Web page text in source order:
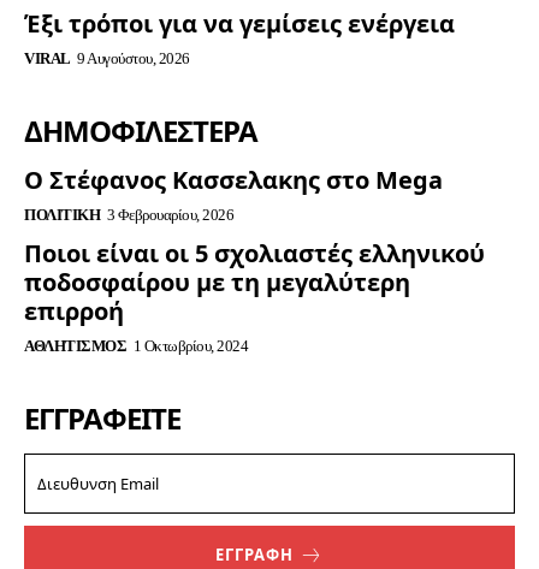
Έξι τρόποι για να γεμίσεις ενέργεια
VIRAL 9 Αυγούστου, 2026
ΔΗΜΟΦΙΛΈΣΤΕΡΑ
Ο Στέφανος Κασσελακης στο Mega
ΠΟΛΙΤΙΚΉ 3 Φεβρουαρίου, 2026
Ποιοι είναι οι 5 σχολιαστές ελληνικού
ποδοσφαίρου με τη μεγαλύτερη
επιρροή
ΑΘΛΗΤΙΣΜΌΣ 1 Οκτωβρίου, 2024
ΕΓΓΡΑΦΕΊΤΕ
ΕΓΓΡΑΦΗ